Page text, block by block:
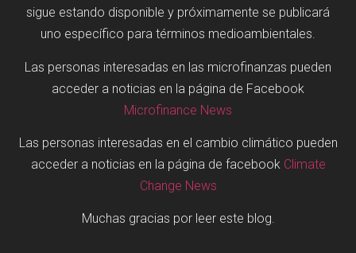
sigue estando disponible y próximamente se publicará
uno específico para términos medioambientales.
Las personas interesadas en las microfinanzas pueden
acceder a noticias en la página de Facebook
Microfinance News
Las personas interesadas en el cambio climático pueden
acceder a noticias en la página de facebook Climate
Change News
Muchas gracias por leer este blog.